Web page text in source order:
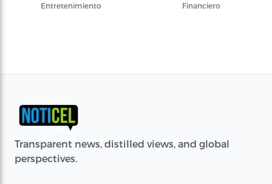
Entretenimiento
Financiero
Transparent news, distilled views, and global
perspectives.